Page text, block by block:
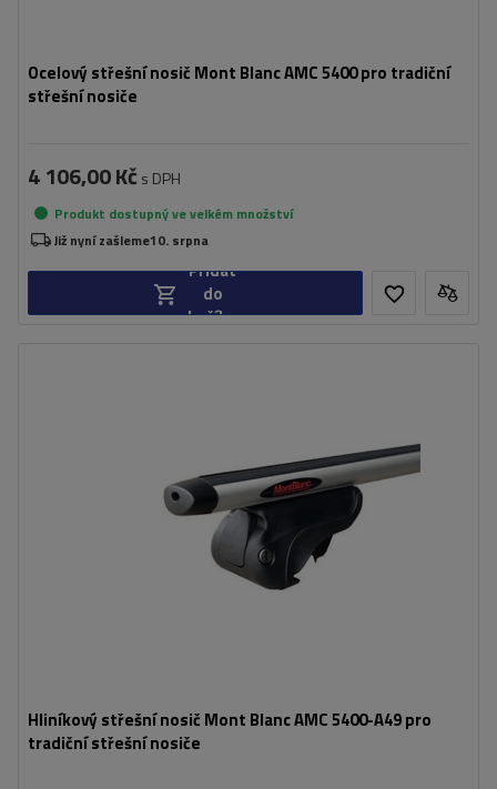
Ocelový střešní nosič Mont Blanc AMC 5400 pro tradiční
střešní nosiče
4 106,00 Kč s DPH
Produkt dostupný ve velkém množství
Již nyní zašleme10. srpna
Přidat
do
košíku
Hliníkový střešní nosič Mont Blanc AMC 5400-A49 pro
tradiční střešní nosiče